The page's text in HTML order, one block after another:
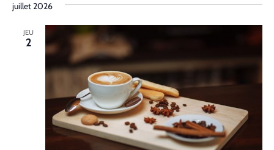
juillet 2026
JEU
2